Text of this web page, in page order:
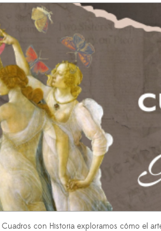
con Historia exploramos cómo el